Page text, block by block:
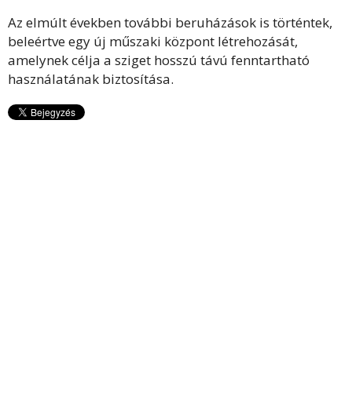
Az elmúlt években további beruházások is történtek,
beleértve egy új műszaki központ létrehozását,
amelynek célja a sziget hosszú távú fenntartható
használatának biztosítása.